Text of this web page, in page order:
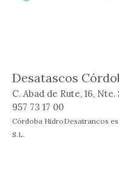
Desatascos
C. Abad de Rute, 16,
957 73 17 00
Córdoba HidroDesatrancos
S.L.